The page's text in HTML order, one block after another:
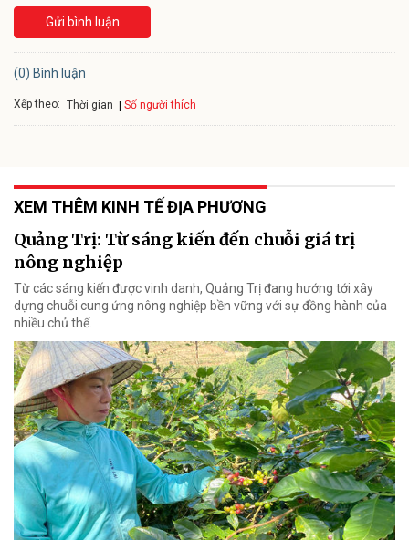
Gửi bình luận
(0) Bình luận
Xếp theo: Thời gian Số người thích
XEM THÊM KINH TẾ ĐỊA PHƯƠNG
Quảng Trị: Từ sáng kiến đến chuỗi giá trị
nông nghiệp
Từ các sáng kiến được vinh danh, Quảng Trị đang hướng tới xây
dựng chuỗi cung ứng nông nghiệp bền vững với sự đồng hành của
nhiều chủ thể.